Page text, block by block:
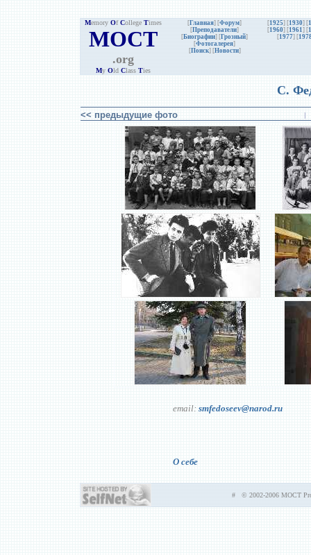
Memory Of College Times
MOCT
.org
My Old Class Ties
[Главная] [Форум]
[Преподаватели]
[Биографии] [Грозный]
[Фотогалерея]
[Поиск] [Новости]
[1925] [1930] [
[1960] [1961] [
[1977] [
С.
<< предыдущие фото |
email: smfedoseev@narod.ru
О себе
# © 2002-2006 MOCT